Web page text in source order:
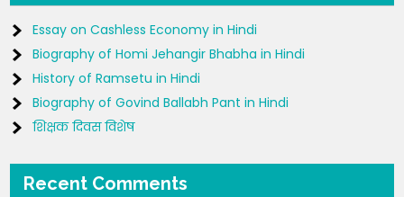
Essay on Cashless Economy in Hindi
Biography of Homi Jehangir Bhabha in Hindi
History of Ramsetu in Hindi
Biography of Govind Ballabh Pant in Hindi
शिक्षक दिवस विशेष
Recent Comments